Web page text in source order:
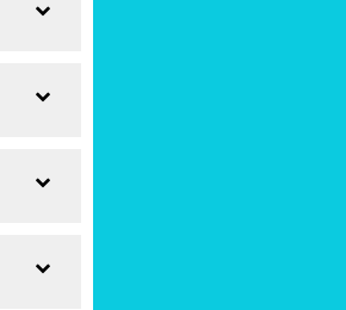



